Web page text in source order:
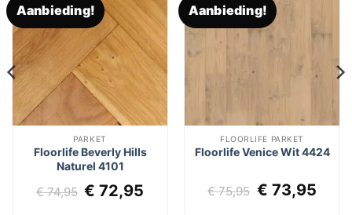
Aanbieding!
Toevoegen
verlanglijst
PARKET
Floorlife Beverly Hills
Naturel 4101
€74,95 Oorspronkelijke
prijs
€ 72,95
Aanbieding!
verlanglijst
FLOORLIFE PARKET
Floorlife Venice Wit 4424
€75,95 € 73,95